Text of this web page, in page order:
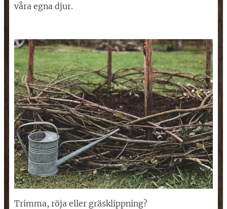
våra egna djur.
Trimma, röja eller gräsklippning?